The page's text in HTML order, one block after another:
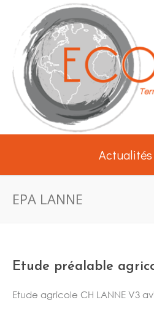
Actualités
EPA LANNE
Etude préalable
Etude agricole CH LANNE V3